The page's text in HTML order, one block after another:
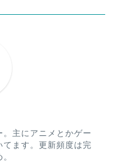
主にアニメとかゲー
てます。更新頻度は完